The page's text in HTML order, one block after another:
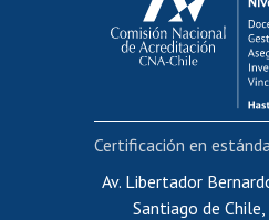
Postulación
Cursos internos
Bienestar
Portal de
Certificado
Certificado de
Av. Libertador
Santiago de Chile,
Certificación en